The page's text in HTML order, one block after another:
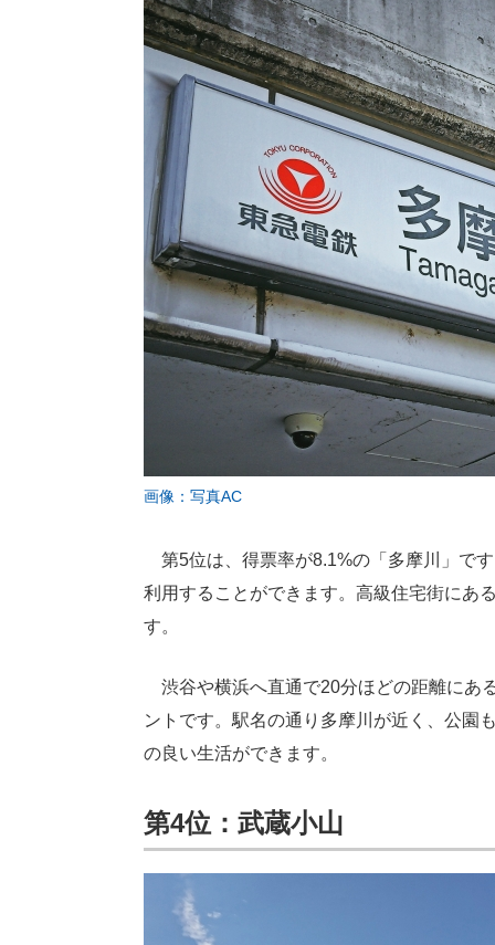
画像：写真AC
第5位は、得票率が8.1%の「多摩川」で
利用することができます。高級住宅街にあ
す。
渋谷や横浜へ直通で20分ほどの距離にあ
ントです。駅名の通り多摩川が近く、公園
の良い生活ができます。
第4位：武蔵小山